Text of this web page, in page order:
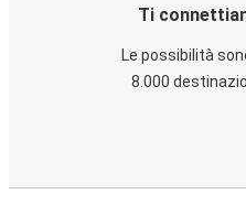
Ti
Le possibilità
8.000